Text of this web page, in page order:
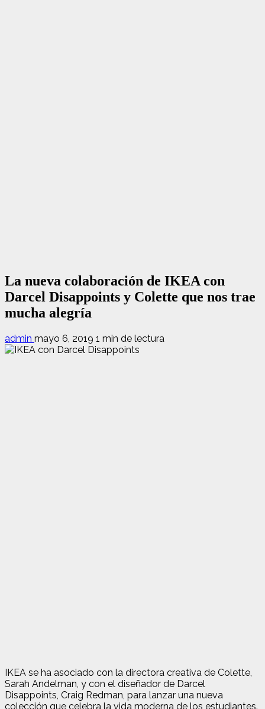
La nueva colaboración de IKEA con
Darcel Disappoints y Colette que nos trae
mucha alegría
admin mayo 6, 2019 1 min de lectura
IKEA se ha asociado con la directora creativa de Colette,
Sarah Andelman, y con el diseñador de Darcel
Disappoints, Craig Redman, para lanzar una nueva
colección que celebra la vida moderna de los estudiantes.